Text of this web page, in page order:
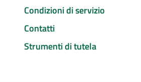
Condizioni di servizio
Contatti
Strumenti di tutela